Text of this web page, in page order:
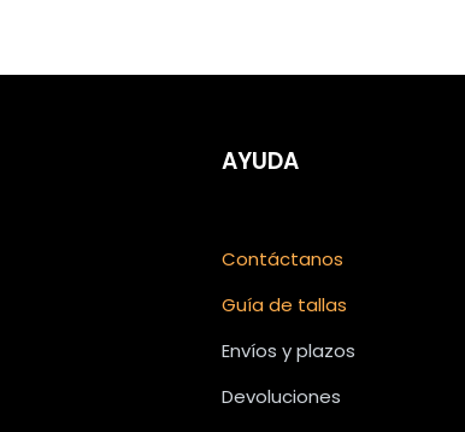
AYUDA
Contáctanos
Guía de tallas
Envíos y plazos
Devoluciones